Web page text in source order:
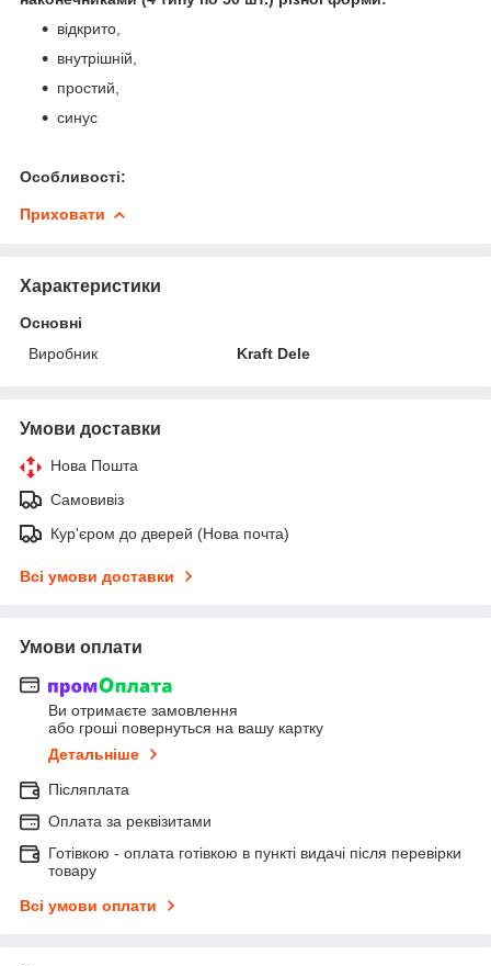
відкрито,
внутрішній,
простий,
синус
Особливості:
Приховати
Характеристики
Основні
Виробник
Kraft Dele
Умови доставки
Нова Пошта
Самовивіз
Кур'єром до дверей (Нова почта)
Всі умови доставки
Умови оплати
Ви отримаєте замовлення
або гроші повернуться на вашу картку
Детальніше
Післяплата
Оплата за реквізитами
Готівкою - оплата готівкою в пункті видачі після перевірки
товару
Всі умови оплати